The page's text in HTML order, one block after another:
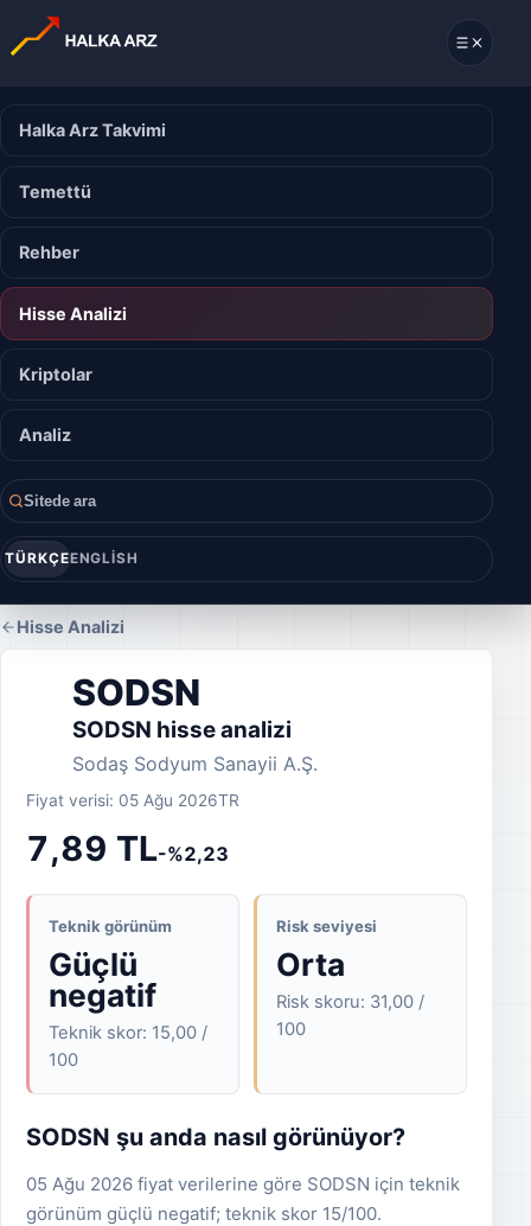
Halka Arz Takvimi
Temettü
Rehber
Hisse Analizi
Kriptolar
Analiz
Sitede ara
TÜRKÇEENGLISH
Hisse Analizi
SODSN
SODSN hisse analizi
Sodaş Sodyum Sanayii A.Ş.
Fiyat verisi: 05 Ağu 2026TR
7,89 TL-%2,23
Teknik görünüm
Güçlü
negatif
Teknik skor: 15,00 /
100
Risk seviyesi
Orta
Risk skoru: 31,00 /
100
SODSN şu anda nasıl görünüyor?
05 Ağu 2026 fiyat verilerine göre SODSN için teknik
görünüm güçlü negatif; teknik skor 15/100.